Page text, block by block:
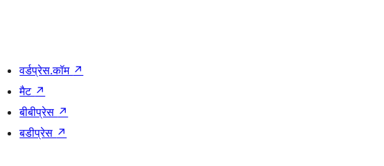
वर्डप्रेस.कॉम ↗
मैट ↗
बीबीप्रेस ↗
बडीप्रेस ↗